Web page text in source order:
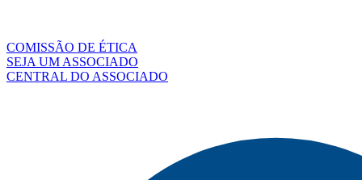
COMISSÃO DE ÉTICA
SEJA UM ASSOCIADO
CENTRAL DO ASSOCIADO